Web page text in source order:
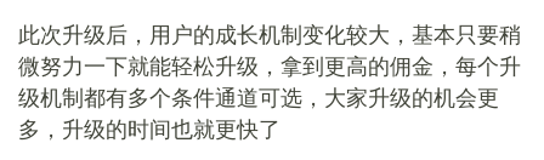
此次升级后，用户的成长机制变化较大，基本只要稍
微努力一下就能轻松升级，拿到更高的佣金，每个升
级机制都有多个条件通道可选，大家升级的机会更
多，升级的时间也就更快了